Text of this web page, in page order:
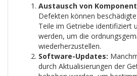
Austausch von
Defekten können
Teile im Getriebe identifiziert
werden, um die
wiederherzustellen.
Software-Updates:
durch Aktualisierungen der